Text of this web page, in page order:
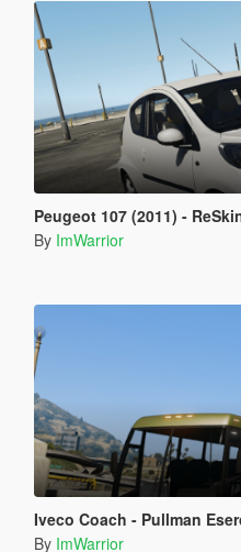
Peugeot 107 (2011) - ReSkin
By ImWarrior
Iveco Coach - Pullman
By ImWarrior